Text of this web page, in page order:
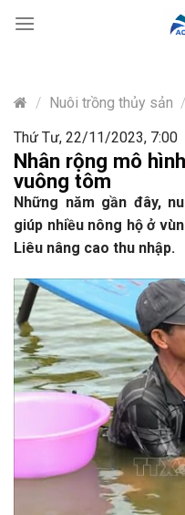
content
/ Nuôi trồng thủy sản /
Thứ Tư, 22/11/2023, 7:00
Nhân rộng mô
vuông tôm
Những năm gần đây,
giúp nhiều nông hộ ở
Liêu nâng cao thu nhập.